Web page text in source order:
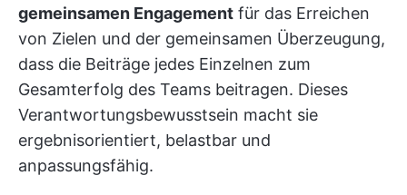
gemeinsamen Engagement für das Erreichen
von Zielen und der gemeinsamen Überzeugung,
dass die Beiträge jedes Einzelnen zum
Gesamterfolg des Teams beitragen. Dieses
Verantwortungsbewusstsein macht sie
ergebnisorientiert, belastbar und
anpassungsfähig.